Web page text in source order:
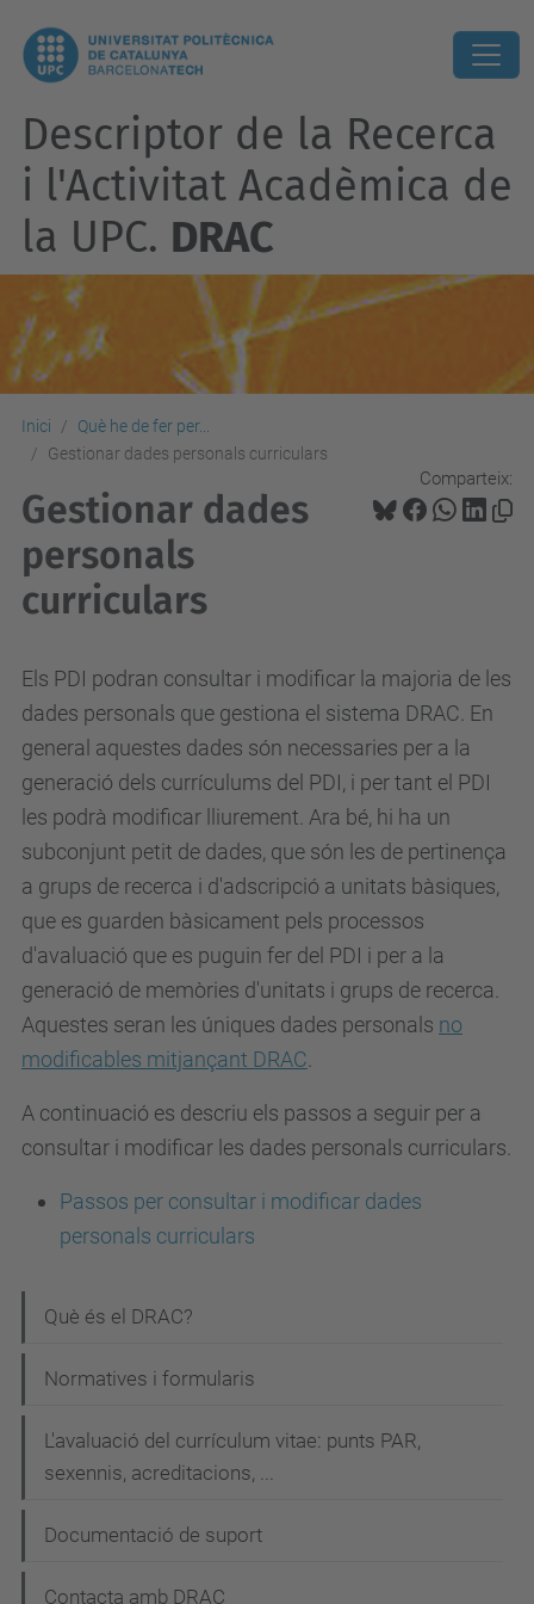
Descriptor de la Recerca
i l'Activitat Acadèmica de
la UPC. DRAC
Inici
Què he de fer per...
Gestionar dades personals curriculars
Comparteix:
Gestionar dades
personals
curriculars
Els PDI podran consultar i modificar la majoria de les
dades personals que gestiona el sistema DRAC. En
general aquestes dades són necessaries per a la
generació dels currículums del PDI, i per tant el PDI
les podrà modificar lliurement. Ara bé, hi ha un
subconjunt petit de dades, que són les de pertinença
a grups de recerca i d'adscripció a unitats bàsiques,
que es guarden bàsicament pels processos
d'avaluació que es puguin fer del PDI i per a la
generació de memòries d'unitats i grups de recerca.
Aquestes seran les úniques dades personals no
modificables mitjançant DRAC
A continuació es descriu els passos a seguir per a
consultar i modificar les dades personals curriculars.
Passos per consultar i modificar dades
personals curriculars
a
v
a
c
Què és el DRAC?
Normatives i formularis
L'avaluació del currículum vitae: punts PAR,
sexennis, acreditacions, ...
Documentació de suport
Contacta amb DRAC